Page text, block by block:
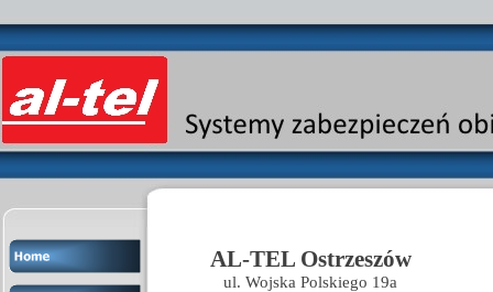
AL-TEL Ostrzeszów
ul. Wojska Polskiego 19a